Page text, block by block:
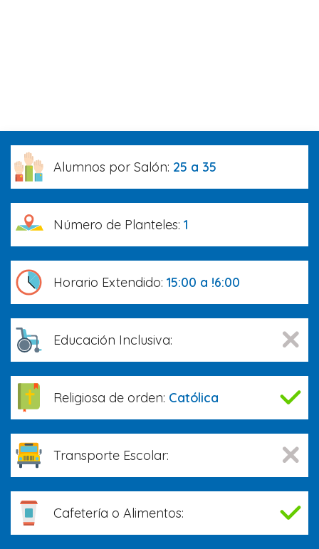
Alumnos por Salón: 25 a 35
Número de Planteles: 1
Horario Extendido: 15:00 a !6:00
Educación Inclusiva:
Religiosa de orden: Católica
Transporte Escolar:
Cafetería o Alimentos: